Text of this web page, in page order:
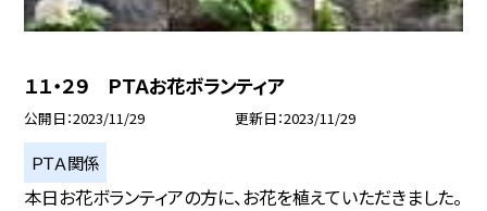
１１・２９ ＰＴＡお花ボランティア
公開日 2023/11/29 更新日 2023/11/29
ＰＴＡ関係
本日お花ボランティアの方に、お花を植えていただきました。